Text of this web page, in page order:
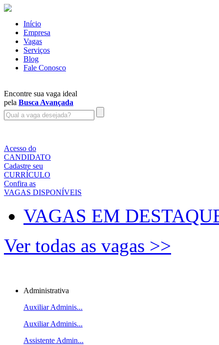
Início
Empresa
Vagas
Serviços
Blog
Fale Conosco
Encontre sua vaga ideal
pela Busca Avançada
Acesso do
CANDIDATO
Cadastre seu
CURRÍCULO
Confira as
VAGAS DISPONÍVEIS
VAGAS EM
Ver todas as vagas >>
Administrativa
Auxiliar Adminis...
Auxiliar Adminis...
Assistente Admin...